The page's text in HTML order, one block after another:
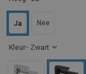
Kleur - Zwart
Ja Nee